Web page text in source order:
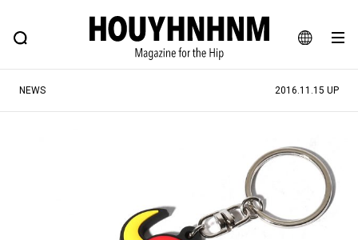
JA
EN
FEATURE BLOG SNAP
ヒップなファッション、カルチャー、ライフスタイルWEBマガジン
#古着サミット
#NEW VINTAGE #マイナーグッド図鑑
NEWS 2016.11.15 UP